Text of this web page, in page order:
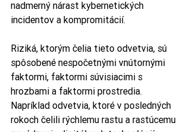
nadmerný nárast kybernetických
incidentov a kompromitácií.
Riziká, ktorým čelia tieto odvetvia, sú
spôsobené nespočetnými vnútornými
faktormi, faktormi súvisiacimi s
hrozbami a faktormi prostredia.
Napríklad odvetvia, ktoré v posledných
rokoch čelili rýchlemu rastu a rastúcemu